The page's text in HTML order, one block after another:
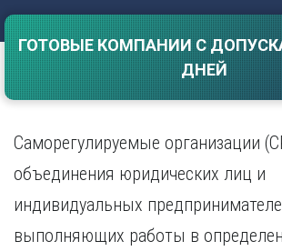
Воронеж
Е
Екатеринбург
Иваново
Иркутск
К
Казань
Т
ГОТОВЫЕ КОМПАНИИ С
ДНЕЙ
Саморегулируемые организации
объединения юридических лиц и
индивидуальных
выполняющих работы в